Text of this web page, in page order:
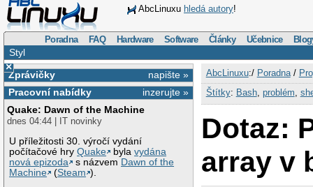
AbcLinuxu hledá autory!
Poradna FAQ Hardware Software Články Učebnice
Styl
×
napište »
Zprávičky
inzerujte »
Pracovní nabídky
Quake: Dawn of the Machine
dnes 04:44 | IT novinky
U příležitosti 30. výročí vydání
počítačové hryQuake bylavydána
nová epizoda
s názvem Dawn of the
Machine
(Steam ).
AbcLinuxu:/ Poradna/
Štítky: Bash, problém
Dotaz:
array v